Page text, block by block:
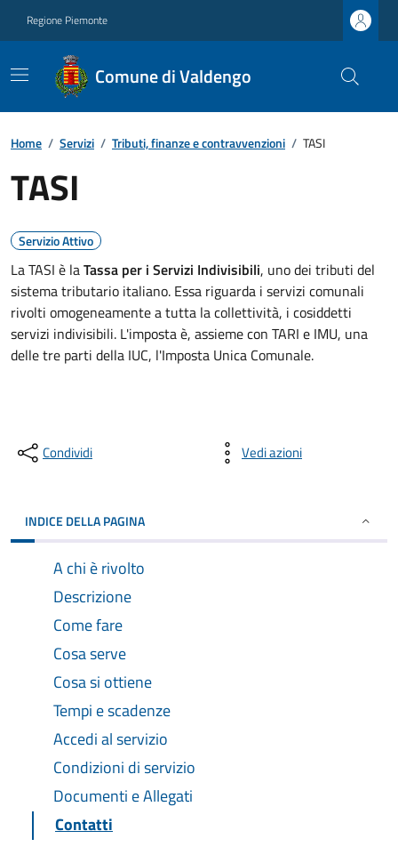
Regione Piemonte
Comune di Valdengo
Home / Servizi / Tributi, finanze e contravvenzioni / TASI
TASI
Servizio Attivo
La TASI è laTassa per i Servizi Indivisibili, uno dei tributi del
sistema tributario italiano. Essa riguarda i servizi comunali
rivolti omogeneamente a tutta la collettività, i cosiddetti
servizi indivisibili. L'imposta è, assieme con TARI e IMU, una
delle tre parti della IUC, l'Imposta Unica Comunale.
Condividi Vedi azioni
INDICE DELLA PAGINA
A chi è rivolto
Descrizione
Come fare
Cosa serve
Cosa si ottiene
Tempi e scadenze
Accedi al servizio
Condizioni di servizio
Documenti e Allegati
Contatti